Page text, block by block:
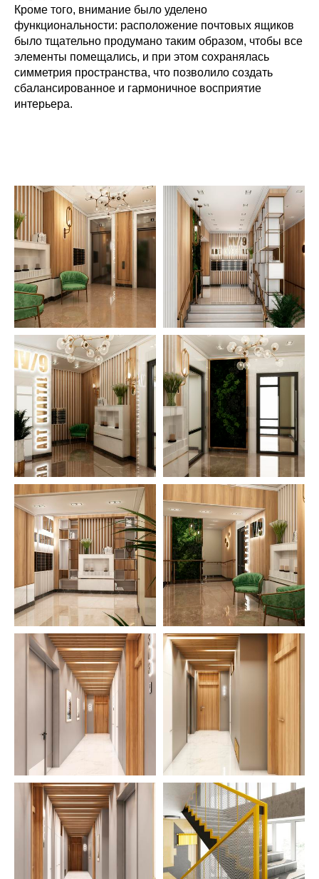
Кроме того, внимание было уделено
функциональности: расположение почтовых ящиков
было тщательно продумано таким образом, чтобы все
элементы помещались, и при этом сохранялась
симметрия пространства, что позволило создать
сбалансированное и гармоничное восприятие
интерьера.